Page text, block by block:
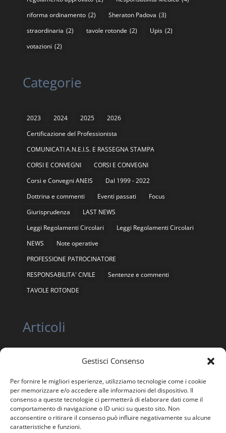
Gestisci Consenso
Per fornire le migliori esperienze, utilizziamo tecnologie come i cookie
per memorizzare e/o accedere alle informazioni del dispositivo. Il
consenso a queste tecnologie ci permetterà di elaborare dati come il
comportamento di navigazione o ID unici su questo sito. Non
acconsentire o ritirare il consenso può influire negativamente su alcune
caratteristiche e funzioni.
riforma ordinamento (2) Sheraton Padova (3)
straordinaria (2) tavole rotonde (2) Upis (2)
votazioni (2)
Categorie
2023 2024 2025
2026
Certificazione del Professionista
COMUNICATI A.N.E.I.S. E RASSEGNA STAMPA
CORSI E CONVEGNI
CORSI E CONVEGNI
Corsi e Convegni ANEIS
Dal 1999 - 2022
Dottrina e commenti
Eventi passati
Focus
Giurisprudenza
LAST NEWS
Leggi Regolamenti Circolari
Leggi Regolamenti Circolari
NEWS
Note operative
PROFESSIONE PATROCINATORE
RESPONSABILITA' CIVILE
Sentenze e commenti
TAVOLE ROTONDE
Articoli
ASSEMBLEA NAZIONALE ORDINARIA E
ASSEMBLEA NAZIONALE STRAORDINARIA ANEIS 24
APRILE 2026
Trasparenza, Etica e Garanzia statutaria
Giornata in memoria delle Vittime della Strada